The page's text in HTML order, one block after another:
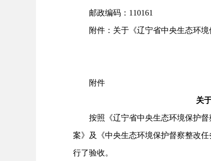
邮政编码：110161
附件：关于《辽宁省中央生态环境
附件
关
按照《辽宁省中央生态环境保护督
案》及《中央生态环境保护督察整改
行了验收。